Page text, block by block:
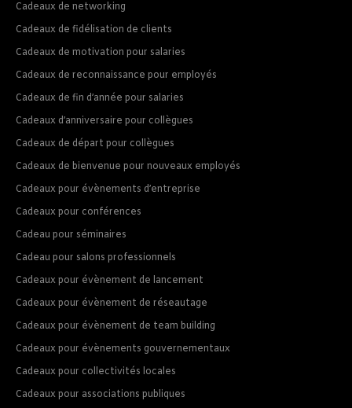
Cadeaux de networking
Cadeaux de fidélisation de clients
Cadeaux de motivation pour salaries
Cadeaux de reconnaissance pour employés
Cadeaux de fin d’année pour salaries
Cadeaux d’anniversaire pour collègues
Cadeaux de départ pour collègues
Cadeaux de bienvenue pour nouveaux employés
Cadeaux pour évènements d’entreprise
Cadeaux pour conférences
Cadeau pour séminaires
Cadeau pour salons professionnels
Cadeaux pour évènement de lancement
Cadeaux pour évènement de réseautage
Cadeaux pour évènement de team building
Cadeaux pour évènements gouvernementaux
Cadeaux pour collectivités locales
Cadeaux pour associations publiques